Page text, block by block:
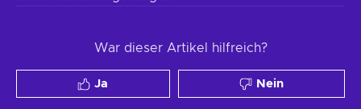
War dieser Artikel hilfreich?
Ja Nein